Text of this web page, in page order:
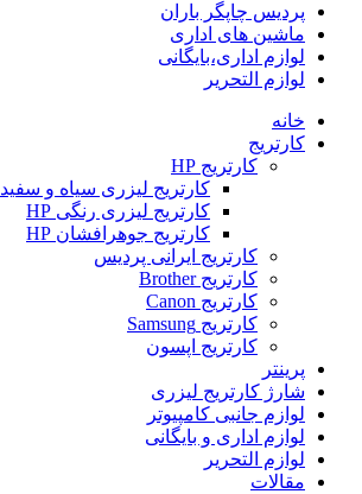
پردیس چاپگر باران
ماشین های اداری
لوازم اداری،بایگانی
لوازم التحریر
خانه
کارتریج
کارتریج HP
کارتریج لیزری سیاه و سفید HP
کارتریج لیزری رنگی HP
کارتریج جوهرافشان HP
کارتریج ایرانی پردیس
کارتریج Brother
کارتریج Canon
کارتریج Samsung
کارتریج اپسون
پرینتر
شارژ کارتریج لیزری
لوازم جانبی کامپیوتر
لوازم اداری و بایگانی
لوازم التحریر
مقالات